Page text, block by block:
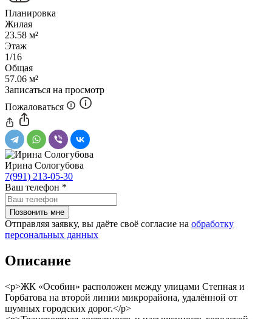
Планировка
Жилая
23.58 м²
Этаж
1/16
Общая
57.06 м²
Записаться на просмотр
Пожаловаться
Ирина Сологубова
7(991) 213-05-30
Ваш телефон *
Отправляя заявку, вы даёте своё согласие на обработку
персональных данных
Описание
<p>ЖК «Особин» расположен между улицами Степная и
Горбатова на второй линии микрорайона, удалённой от
шумных городских дорог.</p>